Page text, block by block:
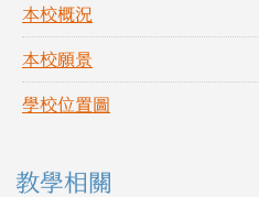
本校概況
本校願景
學校位置圖
教學相關